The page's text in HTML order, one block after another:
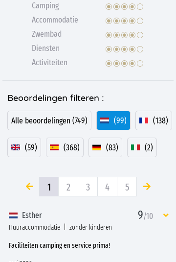
Camping
Accommodatie
Zwembad
Diensten
Activiteiten
Beoordelingen filteren :
Alle beoordelingen (749) (99) (138)
(59) (368) (83) (2)
1 2 3 4 5
Esther 9/10
Huuraccommodatie zonder kinderen
Faciliteiten camping en service prima!